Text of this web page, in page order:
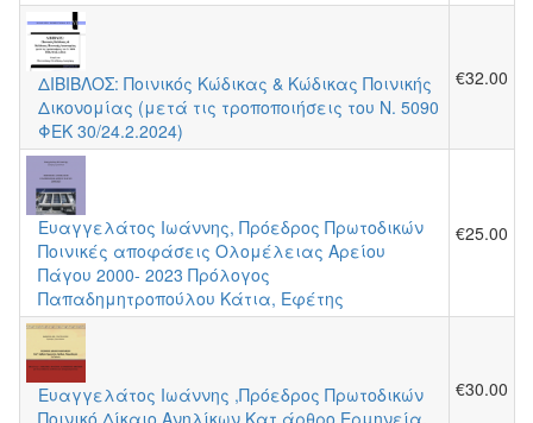
ΔΙΒΙΒΛΟΣ: Ποινικός Κώδικας & Κώδικας Ποινικής
Δικονομίας (μετά τις τροποποιήσεις του Ν. 5090
ΦΕΚ 30/24.2.2024)
€32.00
Ευαγγελάτος Ιωάννης, Πρόεδρος Πρωτοδικών
Ποινικές αποφάσεις Ολομέλειας Αρείου
Πάγου 2000- 2023 Πρόλογος
Παπαδημητροπούλου Κάτια, Εφέτης
€25.00
Ευαγγελάτος Ιωάννης ,Πρόεδρος Πρωτοδικών
Ποινικό Δίκαιο Ανηλίκων Κατ άρθρο Ερμηνεία,
€30.00